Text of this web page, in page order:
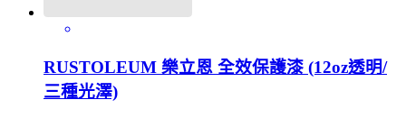
RUSTOLEUM 樂立恩 全效保護漆 (12oz透明/
三種光澤)